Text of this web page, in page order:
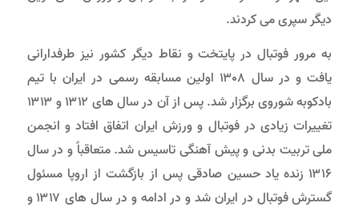
دیگر سپری می کردند.
به مرور فوتبال در پایتخت و نقاط دیگر کشور نیز طرفدارانی
یافت و در سال ۱۳۰۸ اولین مسابقه رسمی در ایران با تیم
بادکوبه شوروی برگزار شد. پس از آن در سال های ۱۳۱۲ و ۱۳۱۳
تغییرات زیادی در فوتبال و ورزش ایران اتفاق افتاد و انجمن
ملی تربیت بدنی و پیش آهنگی تاسیس شد. متعاقباً و در سال
۱۳۱۶ زنده یاد حسین صادقی پس از بازگشت از اروپا مسئول
گسترش فوتبال در ایران شد و در ادامه و در سال های ۱۳۱۷ و